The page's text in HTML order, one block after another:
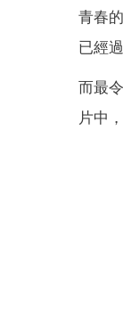
青春
已經
而最
片中